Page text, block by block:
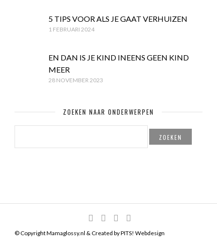
5 TIPS VOOR ALS JE GAAT VERHUIZEN
1 FEBRUARI 2024
EN DAN IS JE KIND INEENS GEEN KIND
MEER
28 NOVEMBER 2023
ZOEKEN NAAR ONDERWERPEN
ZOEKEN
© Copyright Mamaglossy.nl & Created byPITS! Webdesign